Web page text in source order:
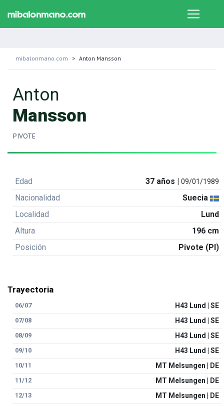
mibalonmano.com Anton Mansson
Anton
Mansson
PIVOTE
Edad 37 años |09/01/1989
Nacionalidad
Suecia
Localidad
Lund
Altura
196 cm
Posición
Pivote (PI)
Trayectoria
06/07 H43 Lund | SE
07/08 H43 Lund | SE
08/09 H43 Lund | SE
09/10 H43 Lund | SE
10/11 MT Melsungen | DE
11/12 MT Melsungen | DE
12/13 MT Melsungen | DE